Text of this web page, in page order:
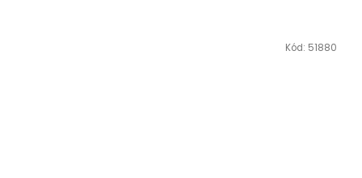
Kód: 51880